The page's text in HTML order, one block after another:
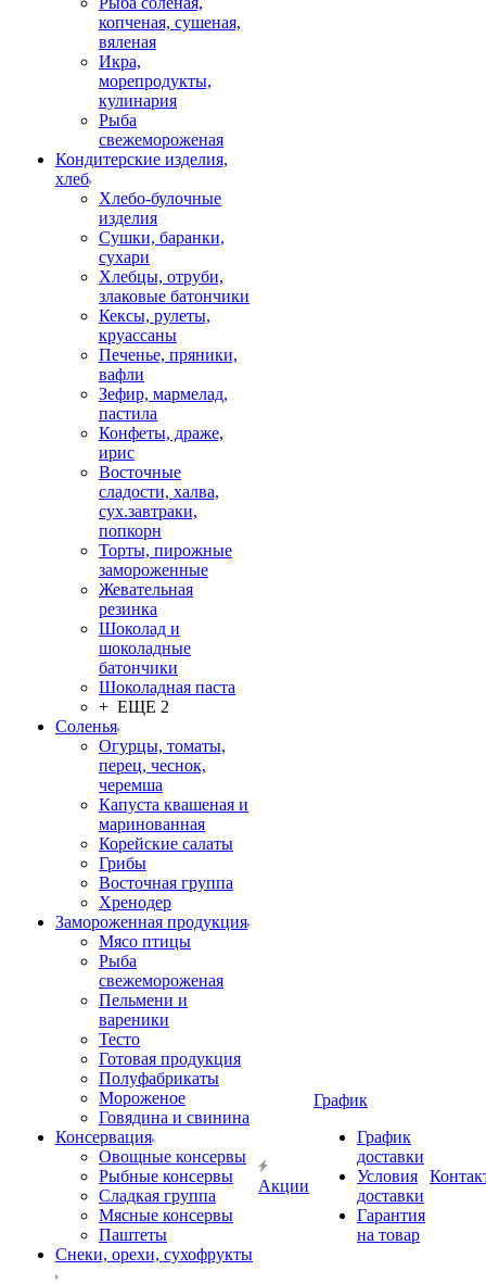
копченая, сушеная,
вяленая
Икра,
морепродукты,
кулинария
Рыба
свежемороженая
Кондитерские изделия,
хлеб
Хлебо-булочные
изделия
Сушки, баранки,
сухари
Хлебцы, отруби,
злаковые батончики
Кексы, рулеты,
круассаны
Печенье, пряники,
вафли
Зефир, мармелад,
пастила
Конфеты, драже,
ирис
Восточные
сладости, халва,
сух.завтраки,
попкорн
Торты, пирожные
замороженные
Жевательная
резинка
Шоколад и
шоколадные
батончики
Шоколадная паста
+ ЕЩЕ 2
Соленья
Огурцы, томаты,
перец, чеснок,
черемша
Капуста квашеная и
маринованная
Корейские салаты
Грибы
Восточная группа
Хренодер
Замороженная продукция
Мясо птицы
Рыба
свежемороженая
Пельмени и
вареники
Тесто
Готовая продукция
Полуфабрикаты
Мороженое
Говядина и свинина
Консервация
Овощные консервы
Рыбные консервы
Сладкая группа
Мясные консервы
Паштеты
Снеки, орехи, сухофрукты
Акции
График
График
доставки
Условия
доставки
Гарантия
на товар